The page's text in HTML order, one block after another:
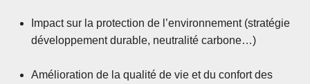
Impact sur la protection de l’environnement (stratégie
développement durable, neutralité carbone…)
Amélioration de la qualité de vie et du confort des